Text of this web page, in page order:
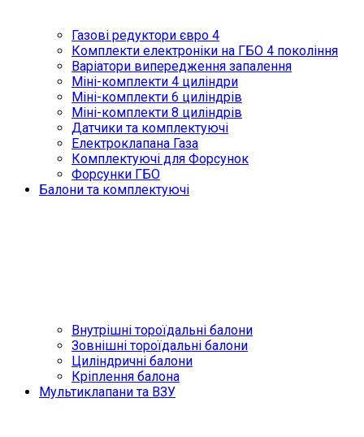
Газові редуктори євро 4
Комплекти електроніки на ГБО 4 покоління
Варіатори випередження запалення
Міні-комплекти 4 циліндри
Міні-комплекти 6 циліндрів
Міні-комплекти 8 циліндрів
Датчики та комплектуючі
Електроклапана Газа
Комплектуючі для Форсунок
Форсунки ГБО
Балони та комплектуючі
Внутрішні тороїдальні балони
Зовнішні тороїдальні балони
Циліндричні балони
Кріплення балона
Мультиклапани та ВЗУ